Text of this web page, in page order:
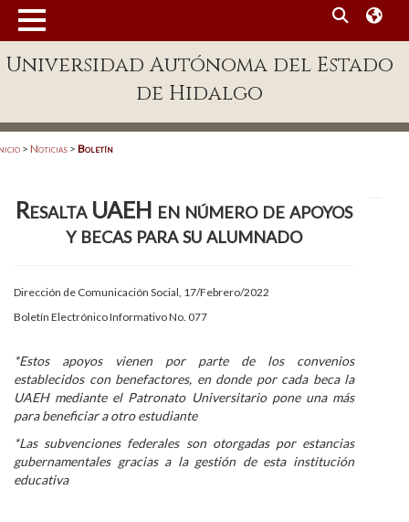
Enlaces
Patronato
Publicaciones en línea
Acreditación Internacional
Alumnado
Aspirantes
Alumni
Universidad Autónoma del Estado
de Hidalgo
> Noticias > Boletín
Resalta UAEH en número de apoyos
y becas para su alumnado
Dirección de Comunicación Social, 17/Febrero/2022
Boletín Electrónico Informativo No. 077
*Estos apoyos vienen por parte de los convenios
establecidos con benefactores, en donde por cada beca la
UAEH mediante el Patronato Universitario pone una más
para beneficiar a otro estudiante
*Las subvenciones federales son otorgadas por estancias
gubernamentales gracias a la gestión de esta institución
educativa